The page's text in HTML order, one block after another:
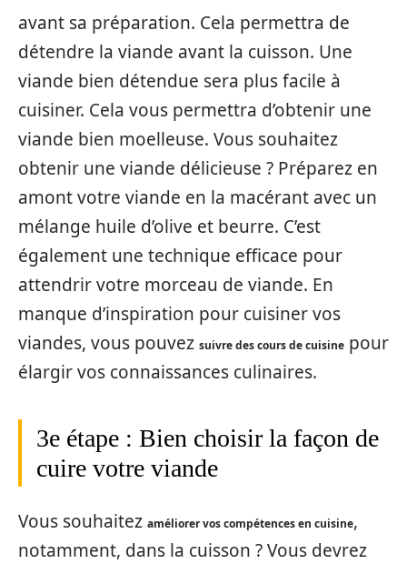
avant sa préparation. Cela permettra de
détendre la viande avant la cuisson. Une
viande bien détendue sera plus facile à
cuisiner. Cela vous permettra d’obtenir une
viande bien moelleuse. Vous souhaitez
obtenir une viande délicieuse ? Préparez en
amont votre viande en la macérant avec un
mélange huile d’olive et beurre. C’est
également une technique efficace pour
attendrir votre morceau de viande. En
manque d’inspiration pour cuisiner vos
viandes, vous pouvez suivre des cours de cuisine pour
élargir vos connaissances culinaires.
3e étape : Bien choisir la façon de
cuire votre viande
Vous souhaitez améliorer vos compétences en cuisine,
notamment, dans la cuisson ? Vous devrez